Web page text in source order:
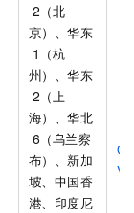
2（北
京）、华东
1（杭
州）、华东
2（上
海）、华北
6（乌兰察
布）、新加
坡、中国香
港、印度尼